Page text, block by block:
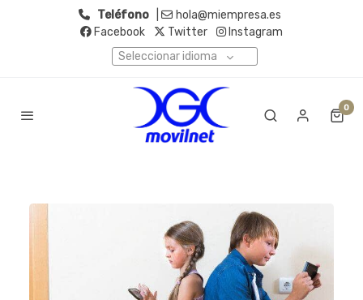
Teléfono
hola@miempresa.es
Facebook
Twitter
Instagram
Seleccionar idioma
0